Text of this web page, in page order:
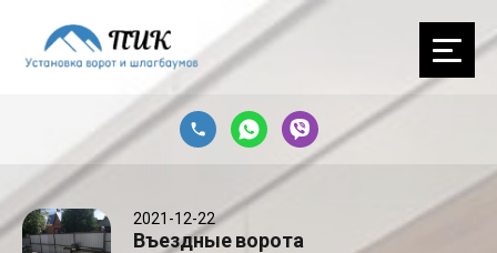
2021-12-22
Въездные ворота